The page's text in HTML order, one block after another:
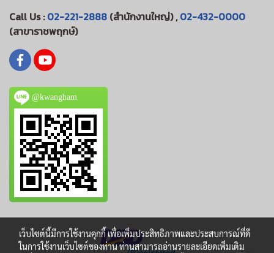
Call Us :02-221-2888 (สำนักงานใหญ่) ,02-432-0000
(สาขาราชพฤกษ์)
@kwangham
เว็บไซต์นี้มีการใช้งานคุกกี้ เพื่อเพิ่มประสิทธิภาพและประสบการณ์ที่ดี
ในการใช้งานเว็บไซต์ของท่าน ท่านสามารถอ่านรายละเอียดเพิ่มเติม